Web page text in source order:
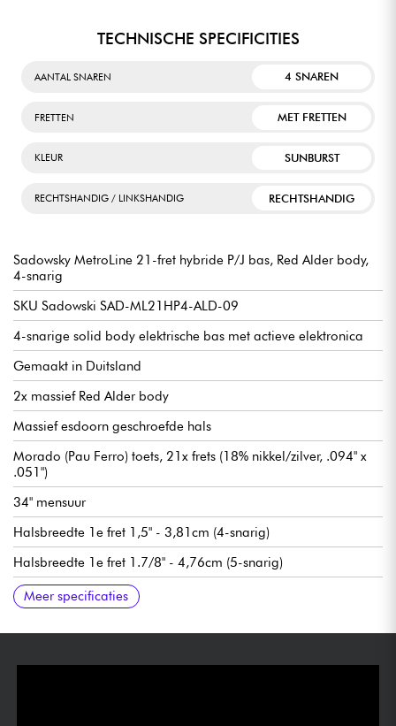
TECHNISCHE SPECIFICITIES
AANTAL SNAREN 4 SNAREN
FRETTEN MET FRETTEN
KLEUR SUNBURST
RECHTSHANDIG / LINKSHANDIG RECHTSHANDIG
Sadowsky MetroLine 21-fret hybride P/J bas, Red Alder body,
4-snarig
SKU Sadowski SAD-ML21HP4-ALD-09
4-snarige solid body elektrische bas met actieve elektronica
Gemaakt in Duitsland
2x massief Red Alder body
Massief esdoorn geschroefde hals
Morado (Pau Ferro) toets, 21x frets (18% nikkel/zilver, .094" x
.051")
34" mensuur
Halsbreedte 1e fret 1,5" - 3,81cm (4-snarig)
Halsbreedte 1e fret 1.7/8" - 4,76cm (5-snarig)
Sadowsky P-Style hals pickup
Sadowsky bromonderdrukkende J-Style brug pickup
Voorversterker Sadowsky Treble & Bass boost (true bypass
schakelaar)
Volume / Balans / Vintage Tone Control (push/pull voor
preamp bypass) / Treble & Bass (concentrische potmeters)
Sadowsky Quick String Release brug
Sadowsky Light stemmechanieken
Verkocht met Sadowsky gigbag
Meer specificaties